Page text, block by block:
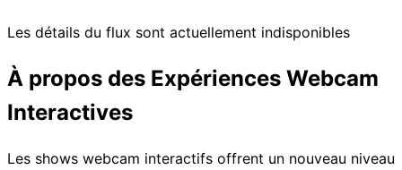
Les détails du flux sont actuellement indisponibles
À propos des Expériences Webcam
Interactives
Les shows webcam interactifs offrent un nouveau niveau